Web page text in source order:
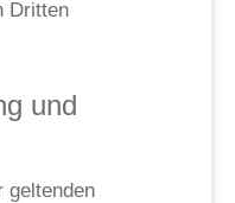
Dritten
und
geltenden